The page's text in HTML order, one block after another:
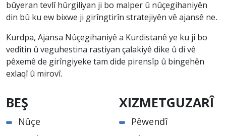
bûyeran tevlî hûrgiliyan ji bo malper û nûçegihaniyên
din bû ku ew bixwe ji girîngtirîn stratejiyên vê ajansê ne.
Kurdpa, Ajansa Nûçegihaniyê a Kurdistanê ye ku ji bo
vedîtin û veguhestina rastiyan çalakiyê dike û di vê
pêxemê de girîngiyeke tam dide pirensîp û bingehên
exlaqî û mirovî.
BEŞ
Nûçe
XIZMETGUZARÎ
Pêwendî